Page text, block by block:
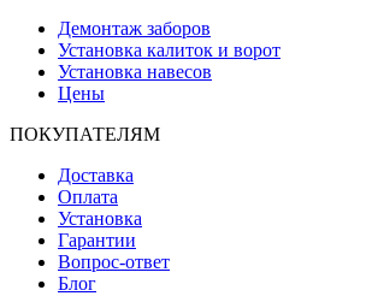
Демонтаж заборов
Установка калиток и ворот
Установка навесов
Цены
ПОКУПАТЕЛЯМ
Доставка
Оплата
Установка
Гарантии
Вопрос-ответ
Блог